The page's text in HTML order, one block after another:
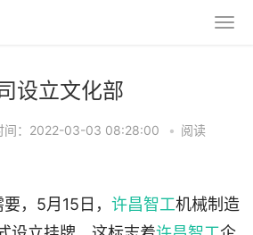
设立文化部
间：2022-03-03 08:28:00 • 阅读
，5月15日， 许昌智工机械制造